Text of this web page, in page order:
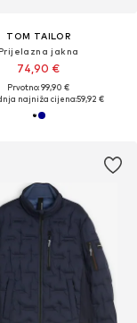
TOM TAILOR
jakna
74,90 €
Prvotno: 99,90 €
najniža cijena:59,92 €